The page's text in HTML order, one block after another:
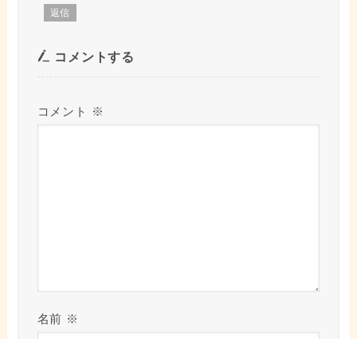
返信
コメントする
コメント ※
名前 ※